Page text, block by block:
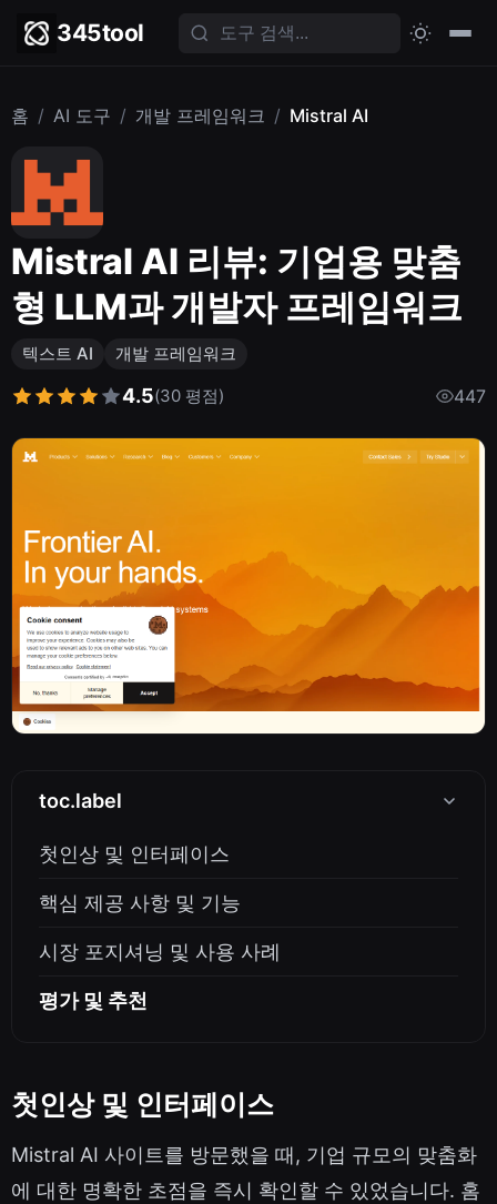
345tool
홈 / AI 도구 / 개발 프레임워크 / Mistral AI
Mistral AI 리뷰: 기업용 맞춤
형 LLM과 개발자 프레임워크
텍스트 AI 개발 프레임워크
4.5(30 평점) 447
toc.label
첫인상 및 인터페이스
핵심 제공 사항 및 기능
시장 포지셔닝 및 사용 사례
평가 및 추천
첫인상 및 인터페이스
Mistral AI 사이트를 방문했을 때, 기업 규모의 맞춤화
에 대한 명확한 초점을 즉시 확인할 수 있었습니다. 홈